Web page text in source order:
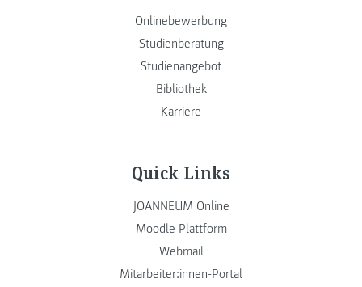
Onlinebewerbung
Studienberatung
Studienangebot
Bibliothek
Karriere
Quick Links
JOANNEUM Online
Moodle Plattform
Webmail
Mitarbeiter:innen-Portal